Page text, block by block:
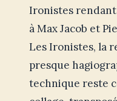
Ironistes rendant
à Max Jacob et
Les Ironistes, la
presque
technique reste